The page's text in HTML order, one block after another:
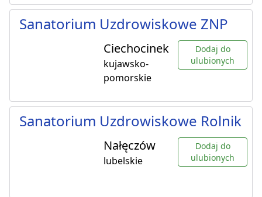
Sanatorium Uzdrowiskowe ZNP
Ciechocinek
kujawsko-
pomorskie
Dodaj do
ulubionych
Sanatorium Uzdrowiskowe Rolnik
Nałęczów
lubelskie
Dodaj do
ulubionych